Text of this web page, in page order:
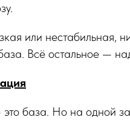
или нестабильная,
Всё остальное —
база. Но на одной